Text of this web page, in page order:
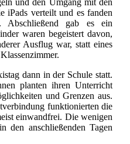
und den Umgang mit den
iPads verteilt und es fanden
Abschließend gab es ein
waren begeistert davon,
Ausflug war, statt eines
dann in der Schule statt.
planten ihren Unterricht
und Grenzen aus.
funktionierten die
einwandfrei. Die wenigen
den anschließenden Tagen